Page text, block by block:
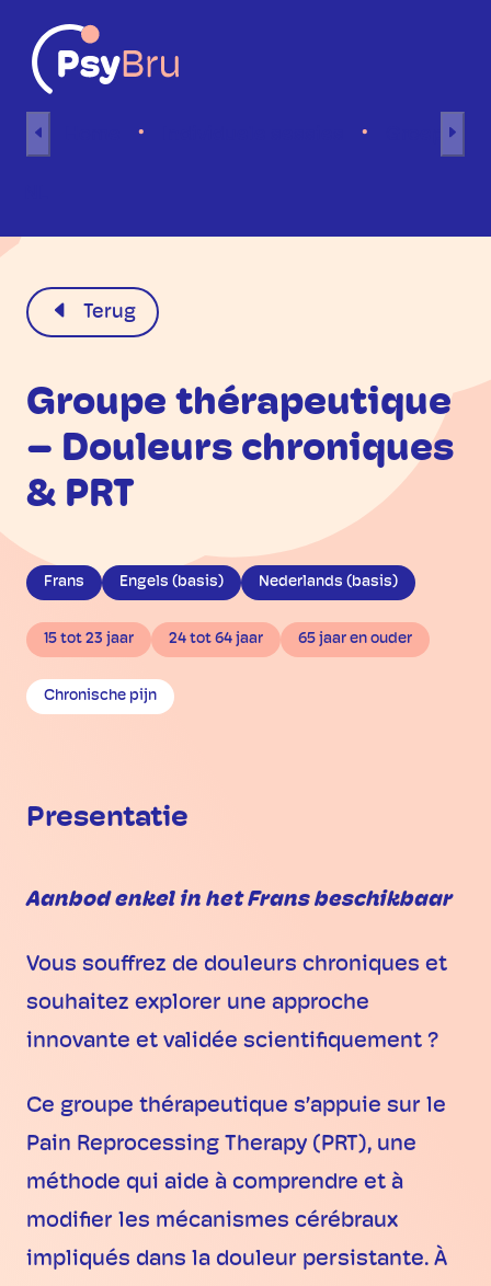
Terug
Groupe thérapeutique
– Douleurs chroniques
& PRT
Frans Engels (basis) Nederlands (basis)
15 tot 23 jaar 24 tot 64 jaar 65 jaar en ouder
Chronische pijn
Presentatie
Aanbod enkel in het Frans beschikbaar
Vous souffrez de douleurs chroniques et
souhaitez explorer une approche
innovante et validée scientifiquement ?
Ce groupe thérapeutique s’appuie sur le
Pain Reprocessing Therapy (PRT), une
méthode qui aide à comprendre et à
modifier les mécanismes cérébraux
impliqués dans la douleur persistante. À